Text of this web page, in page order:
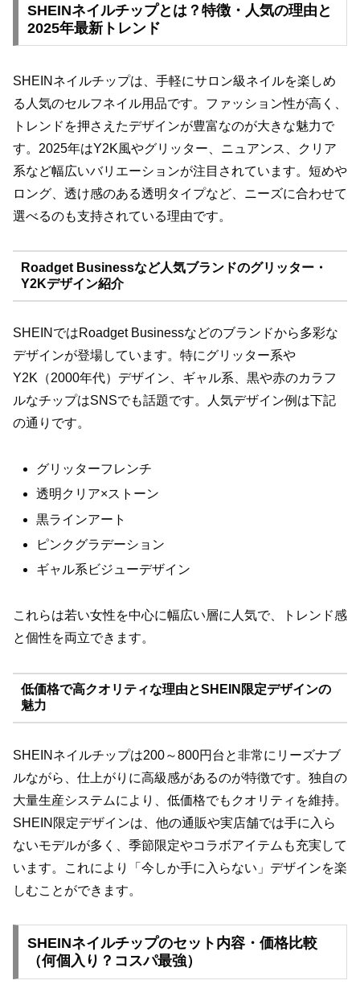
SHEINネイルチップとは？特徴・人気の理由と
2025年最新トレンド
SHEINネイルチップは、手軽にサロン級ネイルを楽しめ
る人気のセルフネイル用品です。ファッション性が高く、
トレンドを押さえたデザインが豊富なのが大きな魅力で
す。2025年はY2K風やグリッター、ニュアンス、クリア
系など幅広いバリエーションが注目されています。短めや
ロング、透け感のある透明タイプなど、ニーズに合わせて
選べるのも支持されている理由です。
Roadget Businessなど人気ブランドのグリッター・
Y2Kデザイン紹介
SHEINではRoadget Businessなどのブランドから多彩な
デザインが登場しています。特にグリッター系や
Y2K（2000年代）デザイン、ギャル系、黒や赤のカラフ
ルなチップはSNSでも話題です。人気デザイン例は下記
の通りです。
グリッターフレンチ
透明クリア×ストーン
黒ラインアート
ピンクグラデーション
ギャル系ビジューデザイン
これらは若い女性を中心に幅広い層に人気で、トレンド感
と個性を両立できます。
低価格で高クオリティな理由とSHEIN限定デザインの
魅力
SHEINネイルチップは200～800円台と非常にリーズナブ
ルながら、仕上がりに高級感があるのが特徴です。独自の
大量生産システムにより、低価格でもクオリティを維持。
SHEIN限定デザインは、他の通販や実店舗では手に入ら
ないモデルが多く、季節限定やコラボアイテムも充実して
います。これにより「今しか手に入らない」デザインを楽
しむことができます。
SHEINネイルチップのセット内容・価格比較
（何個入り？コスパ最強）